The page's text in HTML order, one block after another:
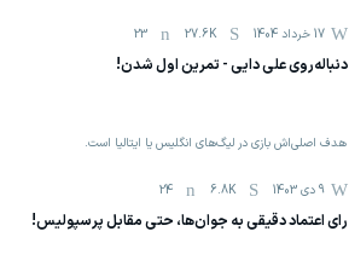
17 خرداد 1404 27.6K
23
دنباله‎‌روی علی دایی - تمرین اول شدن!
9 دی 1403 6.8K
24
رای اعتماد دقیقی به جوان‌ها، حتی مقابل پرسپولیس!